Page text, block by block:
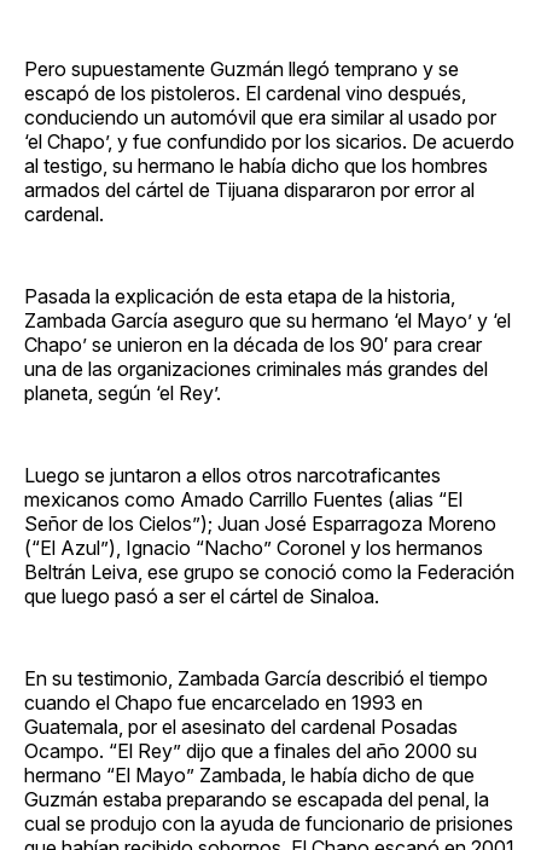
Pero supuestamente Guzmán llegó temprano y se
escapó de los pistoleros. El cardenal vino después,
conduciendo un automóvil que era similar al usado por
‘el Chapo’, y fue confundido por los sicarios. De acuerdo
al testigo, su hermano le había dicho que los hombres
armados del cártel de Tijuana dispararon por error al
cardenal.
Pasada la explicación de esta etapa de la historia,
Zambada García aseguro que su hermano ‘el Mayo’ y ‘el
Chapo’ se unieron en la década de los 90′ para crear
una de las organizaciones criminales más grandes del
planeta, según ‘el Rey’.
Luego se juntaron a ellos otros narcotraficantes
mexicanos como Amado Carrillo Fuentes (alias “El
Señor de los Cielos”); Juan José Esparragoza Moreno
(“El Azul”), Ignacio “Nacho” Coronel y los hermanos
Beltrán Leiva, ese grupo se conoció como la Federación
que luego pasó a ser el cártel de Sinaloa.
En su testimonio, Zambada García describió el tiempo
cuando el Chapo fue encarcelado en 1993 en
Guatemala, por el asesinato del cardenal Posadas
Ocampo. “El Rey” dijo que a finales del año 2000 su
hermano “El Mayo” Zambada, le había dicho de que
Guzmán estaba preparando se escapada del penal, la
cual se produjo con la ayuda de funcionario de prisiones